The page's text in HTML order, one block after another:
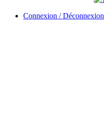
Connexion / Déconnexion